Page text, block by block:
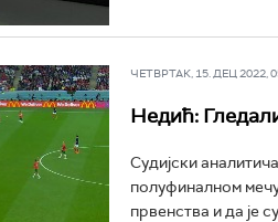
ЧЕТВРТАК, 15. ДЕЦ 2022,
Недић:
Судијски
полуфиналном
првенства и да је